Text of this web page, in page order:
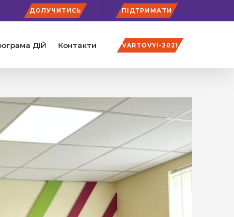
ДОЛУЧИТИСЬ ПІДТРИМАТИ
ДІЙ Контакти VARTOVYI-2021